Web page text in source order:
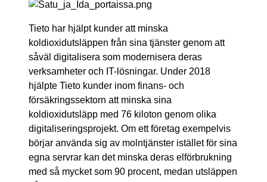
Tieto har hjälpt kunder att minska
koldioxidutsläppen från sina tjänster genom att
såväl digitalisera som modernisera deras
verksamheter och IT-lösningar. Under 2018
hjälpte Tieto kunder inom finans- och
försäkringssektorn att minska sina
koldioxidutsläpp med 76 kiloton genom olika
digitaliseringsprojekt. Om ett företag exempelvis
börjar använda sig av molntjänster istället för sina
egna servrar kan det minska deras elförbrukning
med så mycket som 90 procent, medan utsläppen